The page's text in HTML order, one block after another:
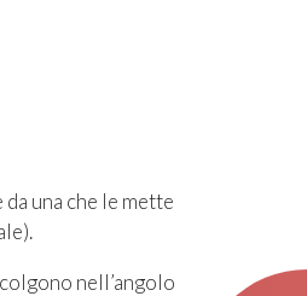
una che le mette
nell’angolo